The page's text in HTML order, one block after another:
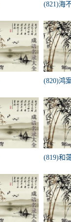
(821)海
(820)鸿
(819)和